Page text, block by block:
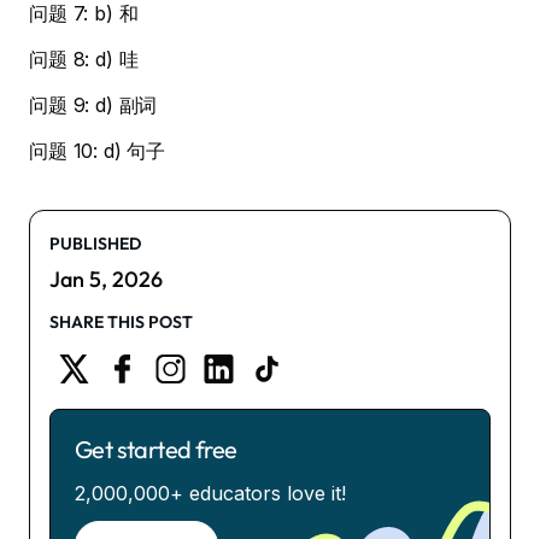
问题 7: b) 和
问题 8: d) 哇
问题 9: d) 副词
问题 10: d) 句子
PUBLISHED
Jan 5, 2026
SHARE THIS POST
Get started free
2,000,000+ educators love it!